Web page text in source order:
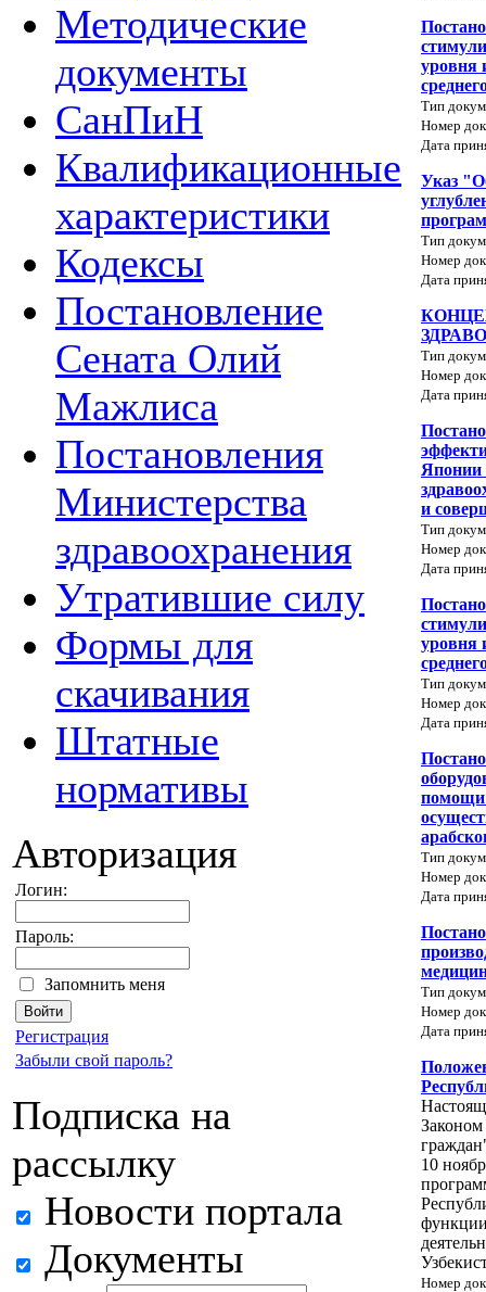
Методические
документы
СанПиН
Квалификационные
характеристики
Кодексы
Постановление
Сената Олий
Мажлиса
Постановления
Министерства
здравоохранения
Утратившие силу
Формы для
скачивания
Штатные
нормативы
Авторизация
Логин:
Пароль:
Запомнить меня
Регистрация
Забыли свой пароль?
Подписка на
рассылку
Новости портала
Документы
уровня
Тип
Номер
Дата
Указ
Тип
Номер
Дата
Тип
Номер
Дата
Японии
и
Тип
Номер
Дата
уровня
Тип
Номер
Дата
помощи
Тип
Номер
Дата
Тип
Номер
Дата
10
Номер